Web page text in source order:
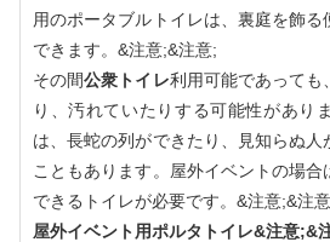
用のポータブルトイレは、裏庭を飾る
できます。&注意;&注意;
その間公衆トイレ利用可能であっても
り、汚れていたりする可能性があり
は、長蛇の列ができたり、見知らぬ人
こともあります。屋外イベントの場合
できるトイレが必要です。&注意;&注
屋外イベント用ポルタトイレ&注意;&